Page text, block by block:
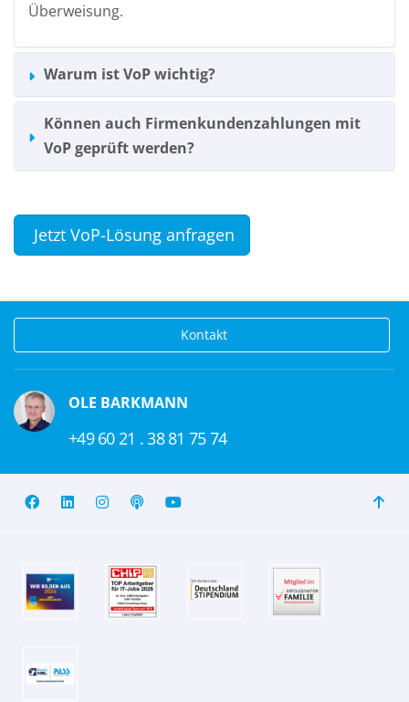
Überweisung.
Warum ist VoP wichtig?
Können auch Firmenkundenzahlungen mit
VoP geprüft werden?
Jetzt VoP-Lösung anfragen
Kontakt
OLE BARKMANN
+49 60 21 . 38 81 75 74